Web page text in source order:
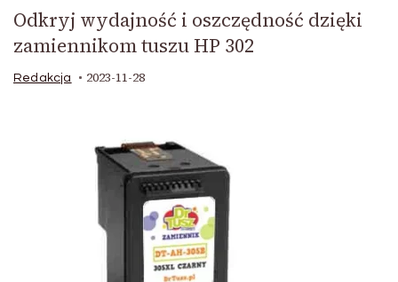
Odkryj wydajność i oszczędność dzięki
zamiennikom tuszu HP 302
Redakcja 2023-11-28